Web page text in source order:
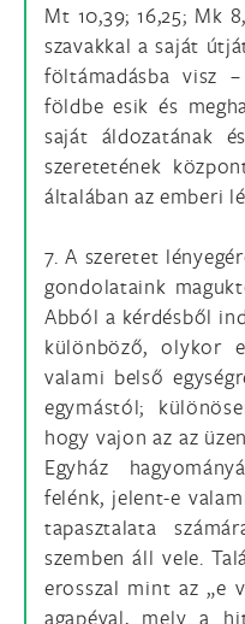
Mt 10,39; 16,25; Mk
szavakkal a saját
föltámadásba visz
földbe esik és
saját áldozatának
szeretetének
általában az emberi
7. A szeretet
gondolataink
Abból a kérdésből
különböző, olykor
valami belső
egymástól;
hogy vajon az az
Egyház
felénk, jelent-e
tapasztalata
szemben áll vele.
erosszal mint az „e
agapéval, mely a